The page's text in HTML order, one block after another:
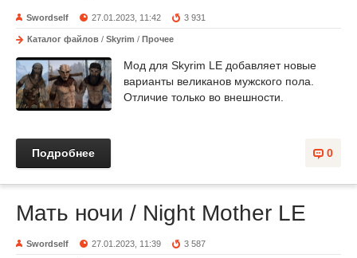
Swordself 27.01.2023, 11:42 3 931
Каталог файлов / Skyrim / Прочее
Мод для Skyrim LE добавляет новые
варианты великанов мужского пола.
Отличие только во внешности.
0
Подробнее
Мать ночи / Night Mother LE
Swordself 27.01.2023, 11:39 3 587